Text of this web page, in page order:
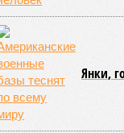
Янки,